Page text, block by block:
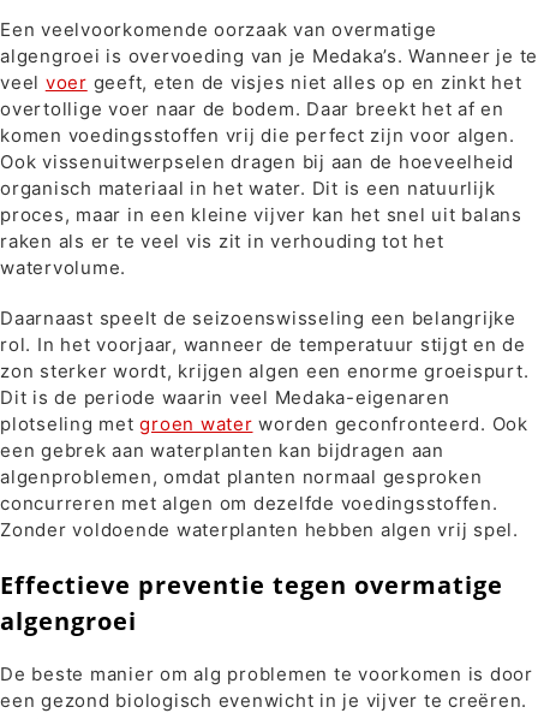
Een veelvoorkomende oorzaak van overmatige
algengroei is overvoeding van je Medaka’s. Wanneer je te
veel voer geeft, eten de visjes niet alles op en zinkt het
overtollige voer naar de bodem. Daar breekt het af en
komen voedingsstoffen vrij die perfect zijn voor algen.
Ook vissenuitwerpselen dragen bij aan de hoeveelheid
organisch materiaal in het water. Dit is een natuurlijk
proces, maar in een kleine vijver kan het snel uit balans
raken als er te veel vis zit in verhouding tot het
watervolume.
Daarnaast speelt de seizoenswisseling een belangrijke
rol. In het voorjaar, wanneer de temperatuur stijgt en de
zon sterker wordt, krijgen algen een enorme groeispurt.
Dit is de periode waarin veel Medaka-eigenaren
plotseling metgroen water worden geconfronteerd. Ook
een gebrek aan waterplanten kan bijdragen aan
algenproblemen, omdat planten normaal gesproken
concurreren met algen om dezelfde voedingsstoffen.
Zonder voldoende waterplanten hebben algen vrij spel.
Effectieve preventie tegen overmatige
algengroei
De beste manier om alg problemen te voorkomen is door
een gezond biologisch evenwicht in je vijver te creëren.